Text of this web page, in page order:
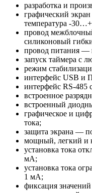
разработка и
графический
температура -
провод
силиконовый
провод питания —
запуск таймера с
режим
интерфейс USB и
интерфейс RS-485
встроенное
встроенный
графическое и
тока;
защита экрана —
мощный, легкий и
установка тока
мА;
установка тока
1 мА;
фиксация